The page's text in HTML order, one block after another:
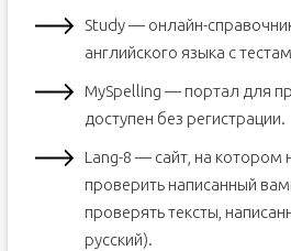
Study — онлайн-
английского языка с
MySpelling — портал для
доступен без регистрации.
Lang-8 — сайт, на котором
проверить написанный
проверять тексты,
русский).